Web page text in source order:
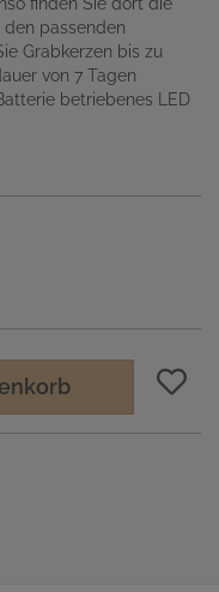
passenden
Grabkerzen bis zu
von 7 Tagen
betriebenes LED